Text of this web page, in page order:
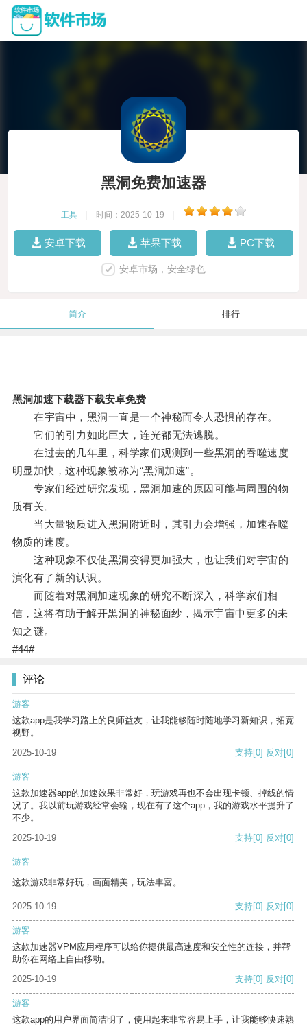
黑洞免费加速器
工具 时间：2025-10-19
安卓下载 苹果下载 PC下载
安卓市场，安全绿色
简介 排行
黑洞加速下载器下载安卓免费
在宇宙中，黑洞一直是一个神秘而令人恐惧的存在。
它们的引力如此巨大，连光都无法逃脱。
在过去的几年里，科学家们观测到一些黑洞的吞噬速度
明显加快，这种现象被称为“黑洞加速”。
专家们经过研究发现，黑洞加速的原因可能与周围的物
质有关。
当大量物质进入黑洞附近时，其引力会增强，加速吞噬
物质的速度。
这种现象不仅使黑洞变得更加强大，也让我们对宇宙的
演化有了新的认识。
而随着对黑洞加速现象的研究不断深入，科学家们相
信，这将有助于解开黑洞的神秘面纱，揭示宇宙中更多的未
知之谜。
#44#
评论
游客
这款app是我学习路上的良师益友，让我能够随时随地学习新知识，拓宽
视野。
2025-10-19
支持[0] 反对[0]
游客
这款加速器app的加速效果非常好，玩游戏再也不会出现卡顿、掉线的情
况了。我以前玩游戏经常会输，现在有了这个app，我的游戏水平提升了
不少。
2025-10-19
支持[0] 反对[0]
游客
这款游戏非常好玩，画面精美，玩法丰富。
2025-10-19 支持[0] 反对[0]
游客
这款加速器VPM应用程序可以给你提供最高速度和安全性的连接，并帮
助你在网络上自由移动。
2025-10-19
支持[0] 反对[0]
游客
这款app的用户界面简洁明了，使用起来非常容易上手，让我能够快速熟